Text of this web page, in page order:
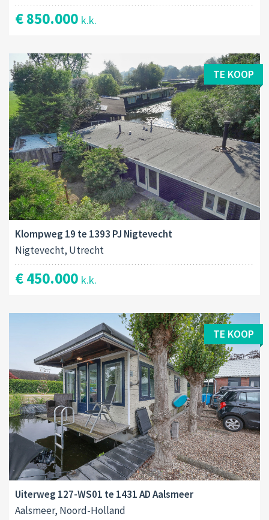
€ 850.000 k.k.
TE KOOP
Klompweg 19 te 1393 PJ Nigtevecht
Nigtevecht, Utrecht
€ 450.000 k.k.
TE KOOP
Uiterweg 127-WS01 te 1431 AD Aalsmeer
Aalsmeer, Noord-Holland